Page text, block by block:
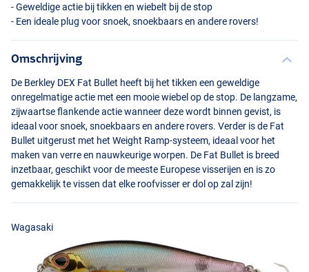
Fire
- Geweldige actie bij tikken en wiebelt bij de stop
- Een ideale plug voor snoek, snoekbaars en andere rovers!
Omschrijving
De Berkley DEX Fat Bullet heeft bij het tikken een geweldige
onregelmatige actie met een mooie wiebel op de stop. De langzame,
zijwaartse flankende actie wanneer deze wordt binnen gevist, is
ideaal voor snoek, snoekbaars en andere rovers. Verder is de Fat
Bullet uitgerust met het Weight Ramp-systeem, ideaal voor het
maken van verre en nauwkeurige worpen. De Fat Bullet is breed
inzetbaar, geschikt voor de meeste Europese visserijen en is zo
gemakkelijk te vissen dat elke roofvisser er dol op zal zijn!
Wagasaki